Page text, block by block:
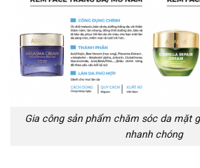
Gia công sản phẩm chăm sóc da mặt
nhanh chóng